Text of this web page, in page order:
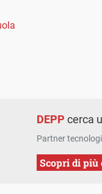
DEPP cerca
Partner
Scopri di più